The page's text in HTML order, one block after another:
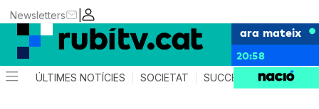
|
Newsletters
ara mateix
20:58
ÚLTIMES NOTÍCIES SOCIETAT SUCCESSOS